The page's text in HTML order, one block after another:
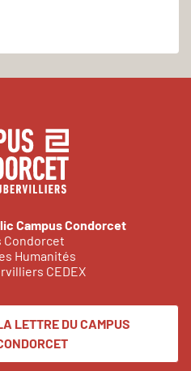
Campus Condorcet
Condorcet
Humanités
CEDEX
LETTRE DU CAMPUS